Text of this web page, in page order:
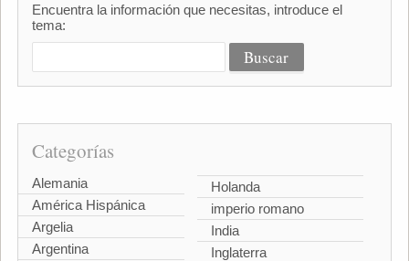
Encuentra la información que necesitas, introduce el
tema:
Categorías
Alemania
América Hispánica
Argelia
Argentina
Holanda
imperio romano
India
Inglaterra